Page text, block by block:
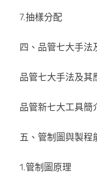
7.抽樣分配
四、品管七大手法
品管七大手法及其
品管新七大工具簡
五、管制圖與製程
1.管制圖原理